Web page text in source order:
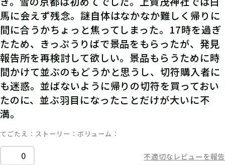
馬に会えず残念。謎自体はなかなか難しく帰りに
間に合うかちょっと焦ってしまった。17時を過ぎ
たため、きっぷうりばで景品をもらったが、発見
報告所を再検討して欲しい。景品もらうために時
間かけて並ぶのもどうかと思うし、切符購入者に
も迷惑。並ばないように帰りの切符を買っておい
たのに、並ぶ羽目になったことだけが大いに不
満。
てごたえ ストーリー ボリューム
0 不適切なレビューを報告